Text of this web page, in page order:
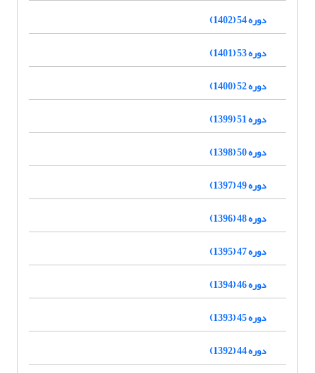
دوره 54 (1402)
دوره 53 (1401)
دوره 52 (1400)
دوره 51 (1399)
دوره 50 (1398)
دوره 49 (1397)
دوره 48 (1396)
دوره 47 (1395)
دوره 46 (1394)
دوره 45 (1393)
دوره 44 (1392)